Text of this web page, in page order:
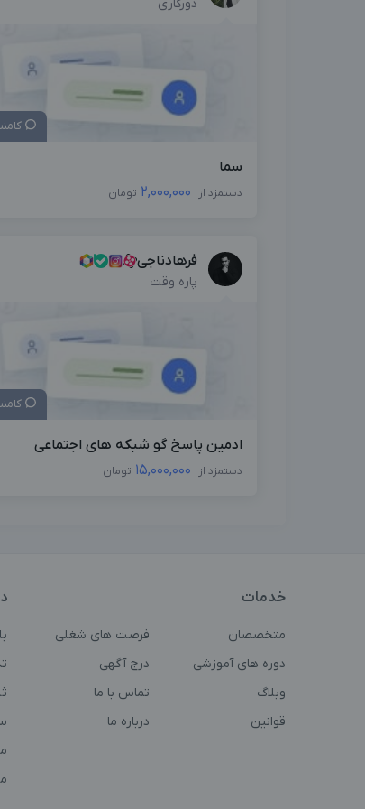
دورکاری
سما
دستمزد از 2,000,000 تومان
فرهادناجی
پاره وقت
ادمین پاسخ گو شبکه های اجتماعی
دستمزد از 15,000,000 تومان
خدمات
متخصصان
فرصت های شغلی
دوره های آموزشی
درج آگهی
وبلاگ
تماس با ما
قوانین
درباره ما